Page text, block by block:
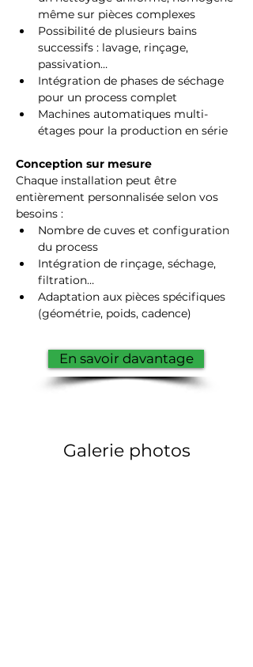
même sur pièces complexes
Possibilité de plusieurs bains
successifs : lavage, rinçage,
passivation…
Intégration de phases de séchage
pour un process complet
Machines automatiques multi-
étages pour la production en série
Conception sur mesure
Chaque installation peut être
entièrement personnalisée selon vos
besoins :
Nombre de cuves et configuration
du process
Intégration de rinçage, séchage,
filtration…
Adaptation aux pièces spécifiques
(géométrie, poids, cadence)
En savoir davantage
Galerie photos